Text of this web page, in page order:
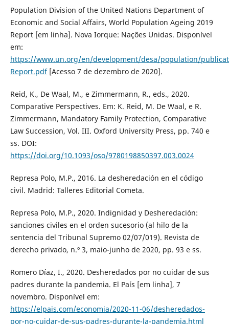
Population Division of the United Nations Department of
Economic and Social Affairs, World Population Ageing 2019
Report [em linha]. Nova Iorque: Nações Unidas. Disponível
em:
https://www.un.org/en/development/desa/population/
Report.pdf[Acesso 7 de dezembro de 2020].
Reid, K., De Waal, M., e Zimmermann, R., eds., 2020.
Comparative Perspectives. Em: K. Reid, M. De Waal, e R.
Zimmermann, Mandatory Family Protection, Comparative
Law Succession, Vol. III. Oxford University Press, pp. 740 e
ss. DOI:
https://doi.org/10.1093/oso/9780198850397.003.0024
Represa Polo, M.P., 2016. La desheredación en el código
civil. Madrid: Talleres Editorial Cometa.
Represa Polo, M.P., 2020. Indignidad y Desheredación:
sanciones civiles en el orden sucesorio (al hilo de la
sentencia del Tribunal Supremo 02/07/019). Revista de
derecho privado, n.º 3, maio-junho de 2020, pp. 93 e ss.
Romero Díaz, I., 2020. Desheredados por no cuidar de sus
padres durante la pandemia. El País [em linha], 7
novembro. Disponível em:
https://elpais.com/economia/2020-11-06/desheredados-
por-no-cuidar-de-sus-padres-durante-la-pandemia.html